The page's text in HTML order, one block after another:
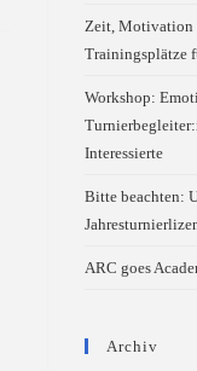
Zeit, Motivation
Trainingsplätze
Workshop:
Interessierte
Bitte beachten:
ARC goes
Archiv